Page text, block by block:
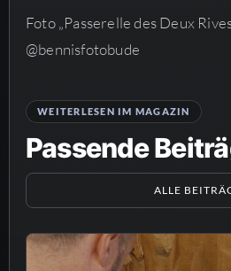
Foto „Passerelle des Deux
@bennisfotobude
WEITERLESEN IM MAGAZIN
Passende
ALLE